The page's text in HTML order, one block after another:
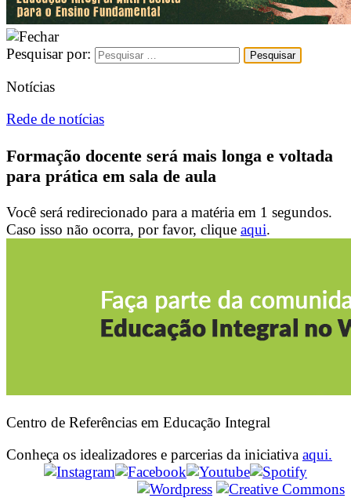
Pesquisar por:
Notícias
Rede de notícias
Formação docente será mais longa e voltada
para prática em sala de aula
Você será redirecionado para a matéria em 1 segundos.
Caso isso não ocorra, por favor, clique aqui.
Centro de Referências em Educação Integral
Conheça os idealizadores e parcerias da iniciativa aqui.